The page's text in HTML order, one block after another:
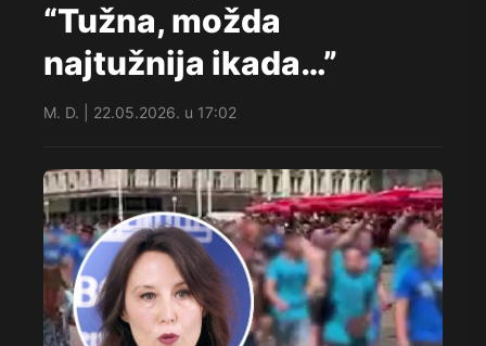
“Tužna, možda
najtužnija ikada…”
M. D. | 22.05.2026. u 17:02